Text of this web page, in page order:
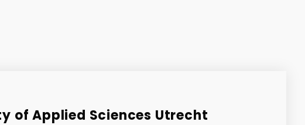
of Applied Sciences Utrecht